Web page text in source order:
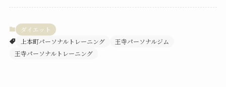
ダイエット
上本町パーソナルトレーニング
王寺パーソナルジム
王寺パーソナルトレーニング